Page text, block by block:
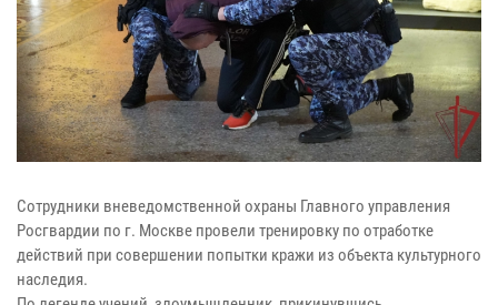
Сотрудники вневедомственной охраны Главного управления
Росгвардии по г. Москве провели тренировку по отработке
действий при совершении попытки кражи из объекта культурного
наследия.